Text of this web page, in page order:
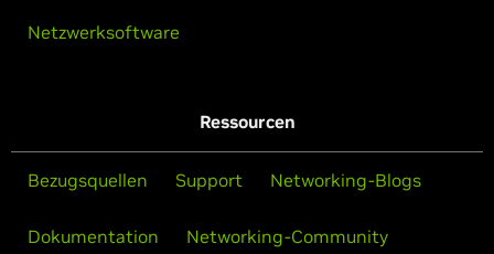
Netzwerksoftware
Ressourcen
Bezugsquellen Support Networking-Blogs
Dokumentation Networking-Community